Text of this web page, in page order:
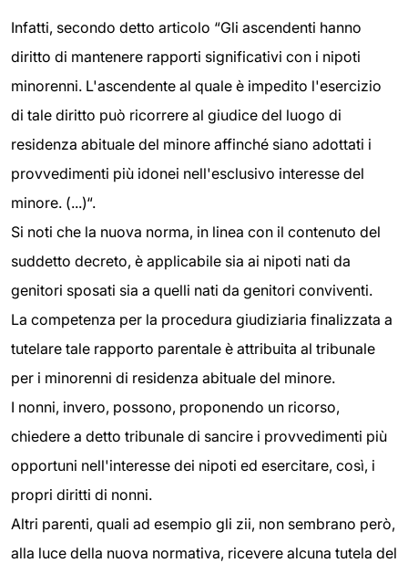
Infatti, secondo detto articolo “Gli ascendenti hanno
diritto di mantenere rapporti significativi con i nipoti
minorenni. L'ascendente al quale è impedito l'esercizio
di tale diritto può ricorrere al giudice del luogo di
residenza abituale del minore affinché siano adottati i
provvedimenti più idonei nell'esclusivo interesse del
minore. (...)“.
Si noti che la nuova norma, in linea con il contenuto del
suddetto decreto, è applicabile sia ai nipoti nati da
genitori sposati sia a quelli nati da genitori conviventi.
La competenza per la procedura giudiziaria finalizzata a
tutelare tale rapporto parentale è attribuita al tribunale
per i minorenni di residenza abituale del minore.
I nonni, invero, possono, proponendo un ricorso,
chiedere a detto tribunale di sancire i provvedimenti più
opportuni nell'interesse dei nipoti ed esercitare, così, i
propri diritti di nonni.
Altri parenti, quali ad esempio gli zii, non sembrano però,
alla luce della nuova normativa, ricevere alcuna tutela del